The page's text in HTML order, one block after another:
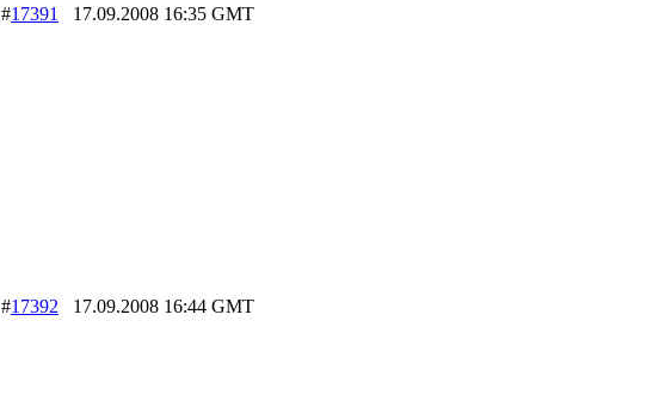
#17391 17.09.2008 16:35 GMT
#17392 17.09.2008 16:44 GMT